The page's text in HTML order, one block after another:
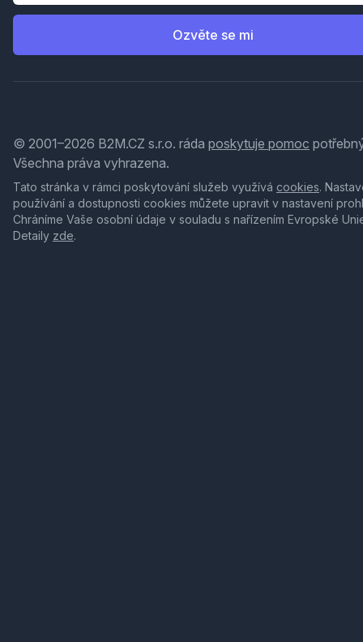
Ozvěte se mi
© 2001–2026 B2M.CZ s.r.o. ráda poskytuje pomoc
Všechna práva vyhrazena.
Tato stránka v rámci poskytování služeb využívá cookies.
používání a dostupnosti cookies můžete upravit v nastavení
Chráníme Vaše osobní údaje v souladu s nařízením Evropské
Detaily zde.